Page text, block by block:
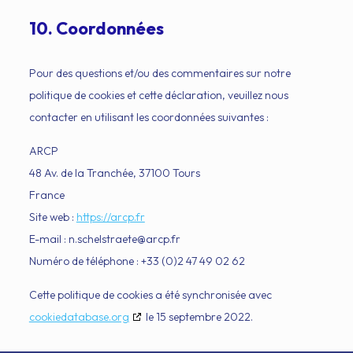
10. Coordonnées
Pour des questions et/ou des commentaires sur notre
politique de cookies et cette déclaration, veuillez nous
contacter en utilisant les coordonnées suivantes :
ARCP
48 Av. de la Tranchée, 37100 Tours
France
Site web : https://arcp.fr
E-mail : n.schelstraete@arcp.fr
Numéro de téléphone : +33 (0)2 47 49 02 62
Cette politique de cookies a été synchronisée avec
cookiedatabase.org
le 15 septembre 2022.